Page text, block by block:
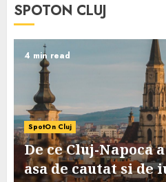
SPOTON CLUJ
4 min read
SpotOn Cluj
De ce Cluj-Napoca
asa de cautat si de